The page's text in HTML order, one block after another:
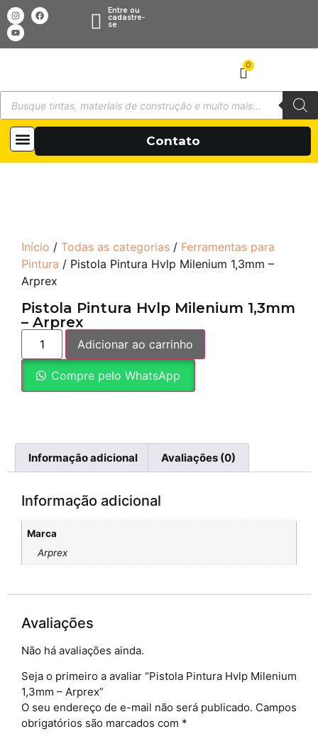
Entre ou
cadastre-
se
0
Contato
Início / Todas as categorias / Ferramentas para
Pintura / Pistola Pintura Hvlp Milenium 1,3mm –
Arprex
Pistola Pintura Hvlp Milenium 1,3mm
– Arprex
Adicionar ao carrinho
Compre pelo WhatsApp
Informação adicional Avaliações (0)
Informação adicional
Marca
Arprex
Avaliações
Não há avaliações ainda.
Seja o primeiro a avaliar “Pistola Pintura Hvlp Milenium
1,3mm – Arprex”
O seu endereço de e-mail não será publicado. Campos
obrigatórios são marcados com *